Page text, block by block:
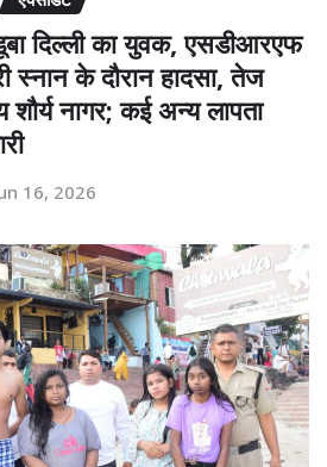
दिल्ली का युवक, एसडीआरएफ
स्नान के दौरान हादसा, तेज
शौर्य नागर; कई अन्य लापता
16, 2026